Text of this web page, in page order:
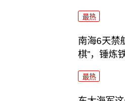
最热
南海6天禁
棋”，锤炼
最热